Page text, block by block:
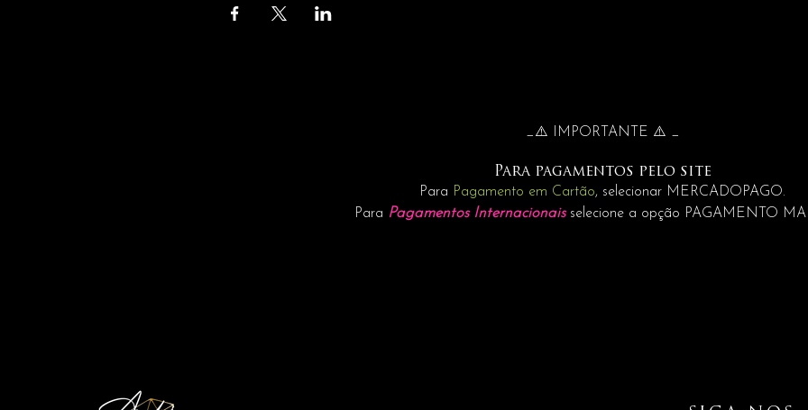
_⚠️ IMPORTANTE ⚠️ _
Para pagamentos pelo site
Para Pagamento em Cartão, selecionar MERCADOPAGO.
Para Pagamentos Internacionais selecione a opção PAGAMENTO